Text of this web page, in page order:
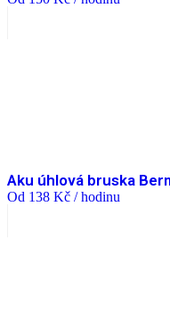
Aku úhlová bruska
Od 138 Kč / hodinu